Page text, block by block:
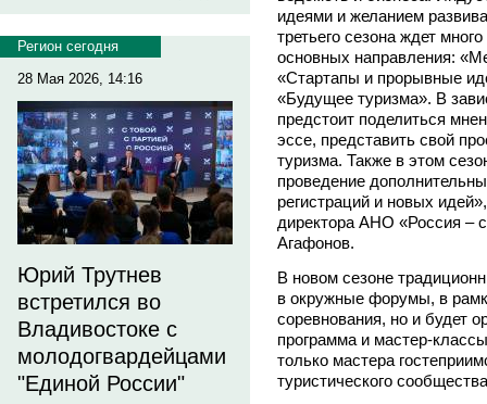
Регион сегодня
28 Мая 2026, 14:16
Юрий Трутнев
встретился во
Владивостоке с
молодогвардейцами
"Единой России"
идеями и желанием
третьего сезона ждет
основных направления:
«Стартапы и прорывные
«Будущее туризма». В
предстоит поделиться
эссе, представить свой
туризма. Также в этом
проведение
регистраций и новых
директора АНО «Россия –
Агафонов.
В новом сезоне
в окружные форумы, в
соревнования, но и будет
программа и мастер-
только мастера
туристического